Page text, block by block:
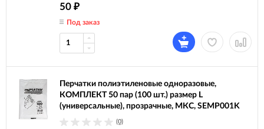
50 ₽
Под заказ
Перчатки полиэтиленовые одноразовые,
КОМПЛЕКТ 50 пар (100 шт.) размер L
(универсальные), прозрачные, МКС, SEMP001K
(0)